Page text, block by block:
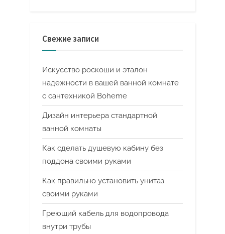
Свежие записи
Искусство роскоши и эталон
надежности в вашей ванной комнате
с сантехникой Boheme
Дизайн интерьера стандартной
ванной комнаты
Как сделать душевую кабину без
поддона своими руками
Как правильно установить унитаз
своими руками
Греющий кабель для водопровода
внутри трубы